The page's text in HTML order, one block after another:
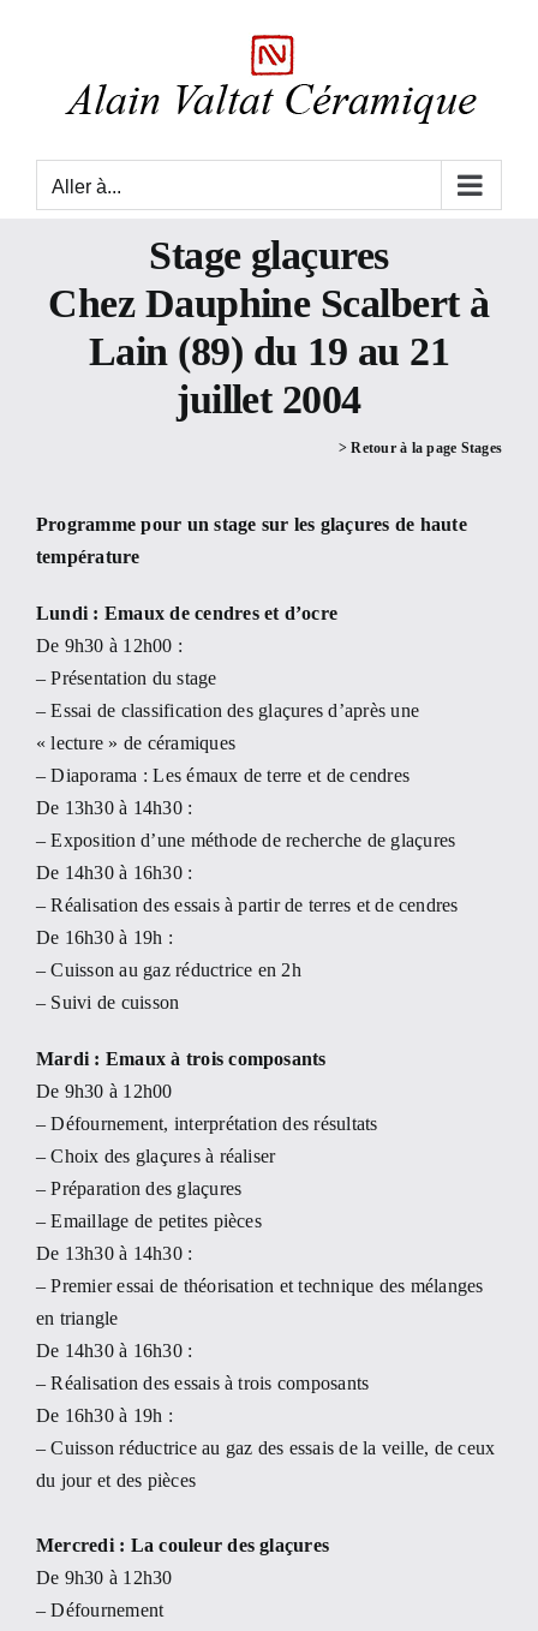
Aller à...
Stage glaçures
Chez Dauphine Scalbert à
Lain (89) du 19 au 21
juillet 2004
> Retour à la page Stages
Programme pour un stage sur les glaçures de haute
température
Lundi : Emaux de cendres et d’ocre
De 9h30 à 12h00 :
– Présentation du stage
– Essai de classification des glaçures d’après une
« lecture » de céramiques
– Diaporama : Les émaux de terre et de cendres
De 13h30 à 14h30 :
– Exposition d’une méthode de recherche de glaçures
De 14h30 à 16h30 :
– Réalisation des essais à partir de terres et de cendres
De 16h30 à 19h :
– Cuisson au gaz réductrice en 2h
– Suivi de cuisson
Mardi : Emaux à trois composants
De 9h30 à 12h00
– Défournement, interprétation des résultats
– Choix des glaçures à réaliser
– Préparation des glaçures
– Emaillage de petites pièces
De 13h30 à 14h30 :
– Premier essai de théorisation et technique des mélanges
en triangle
De 14h30 à 16h30 :
– Réalisation des essais à trois composants
De 16h30 à 19h :
– Cuisson réductrice au gaz des essais de la veille, de ceux
du jour et des pièces
Mercredi : La couleur des glaçures
De 9h30 à 12h30
– Défournement